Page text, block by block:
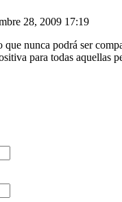
28, 2009 17:19
nunca podrá ser
para todas aquellas